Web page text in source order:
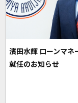
濱田水輝 ローンマネ
就任のお知らせ